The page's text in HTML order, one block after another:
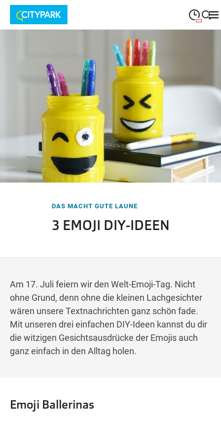
Suche schließen
Dienstag
DIENSTAG
Mittwoch
MITTWOCH
Donnerstag
DONNERSTAG
Freitag
FREITAG 09:00—19:30
Samstag
SAMSTAG 09:00—18:00
Wegbeschreibung
DAS MACHT GUTE LAUNE
3 EMOJI DIY-IDEEN
Am 17. Juli feiern wir den Welt-Emoji-Tag. Nicht
ohne Grund, denn ohne die kleinen Lachgesichter
wären unsere Textnachrichten ganz schön fade.
Mit unseren drei einfachen DIY-Ideen kannst du dir
die witzigen Gesichtsausdrücke der Emojis auch
ganz einfach in den Alltag holen.
Emoji Ballerinas